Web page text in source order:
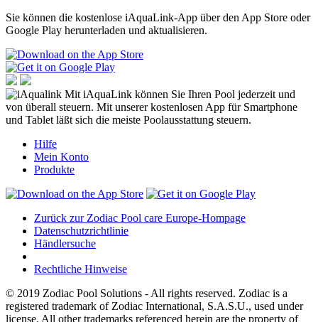
Sie können die kostenlose iAquaLink-App über den App Store oder
Google Play herunterladen und aktualisieren.
Mit iAquaLink können Sie Ihren Pool jederzeit und
von überall steuern. Mit unserer kostenlosen App für Smartphone
und Tablet läßt sich die meiste Poolausstattung steuern.
Hilfe
Mein Konto
Produkte
Zurück zur Zodiac Pool care Europe-Hompage
Datenschutzrichtlinie
Händlersuche
Rechtliche Hinweise
© 2019 Zodiac Pool Solutions - All rights reserved. Zodiac is a
registered trademark of Zodiac International, S.A.S.U., used under
license. All other trademarks referenced herein are the property of